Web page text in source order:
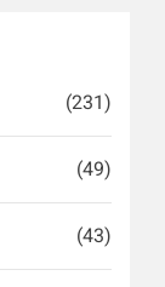
(231)
(49)
(43)